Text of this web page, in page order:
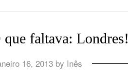
faltava: Londres!
16, 2013 by Inês